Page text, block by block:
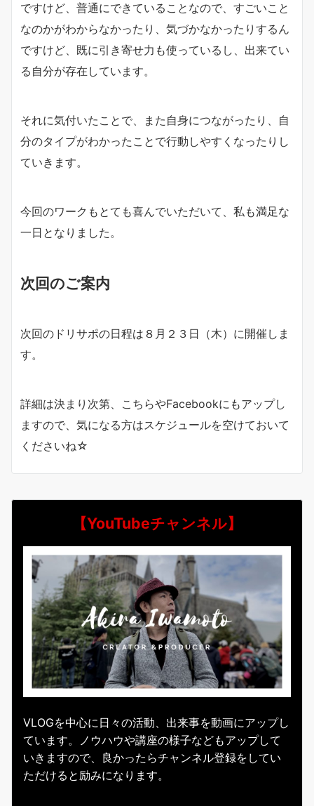
ですけど、普通にできていることなので、すごいこと
なのかがわからなかったり、気づかなかったりするん
ですけど、既に引き寄せ力も使っているし、出来てい
る自分が存在しています。
それに気付いたことで、また自身につながったり、自
分のタイプがわかったことで行動しやすくなったりし
ていきます。
今回のワークもとても喜んでいただいて、私も満足な
一日となりました。
次回のご案内
次回のドリサポの日程は８月２３日（木）に開催しま
す。
詳細は決まり次第、こちらやFacebookにもアップし
ますので、気になる方はスケジュールを空けておいて
くださいね☆
【YouTubeチャンネル】
VLOGを中心に日々の活動、出来事を動画にアップし
ています。ノウハウや講座の様子などもアップして
いきますので、良かったらチャンネル登録をしてい
ただけると励みになります。